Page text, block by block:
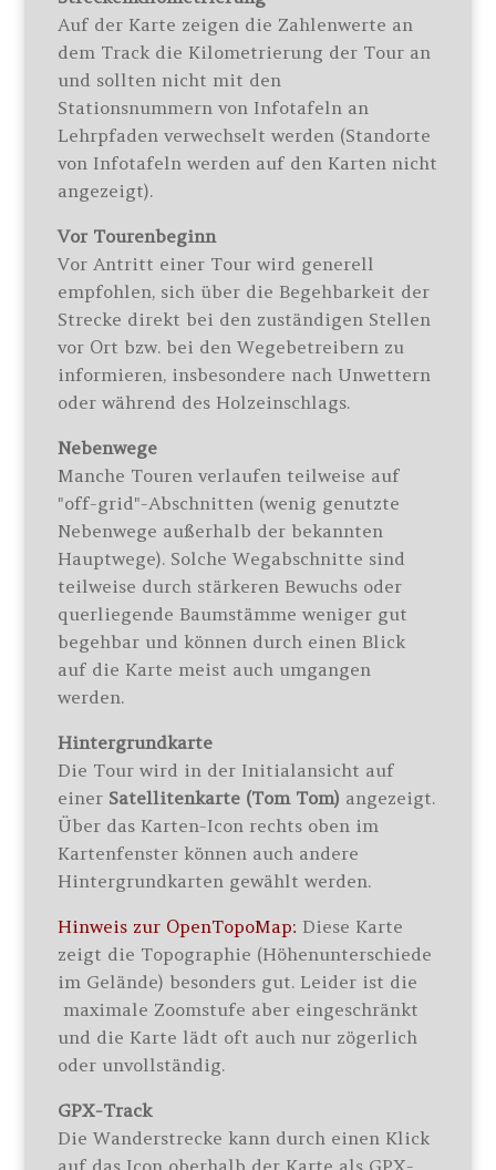
Auf der Karte zeigen die Zahlenwerte an
dem Track die Kilometrierung der Tour an
und sollten nicht mit den
Stationsnummern von Infotafeln an
Lehrpfaden verwechselt werden (Standorte
von Infotafeln werden auf den Karten nicht
angezeigt).
Vor Tourenbeginn
Vor Antritt einer Tour wird generell
empfohlen, sich über die Begehbarkeit der
Strecke direkt bei den zuständigen Stellen
vor Ort bzw. bei den Wegebetreibern zu
informieren, insbesondere nach Unwettern
oder während des Holzeinschlags.
Nebenwege
Manche Touren verlaufen teilweise auf
"off-grid"-Abschnitten (wenig genutzte
Nebenwege außerhalb der bekannten
Hauptwege). Solche Wegabschnitte sind
teilweise durch stärkeren Bewuchs oder
querliegende Baumstämme weniger gut
begehbar und können durch einen Blick
auf die Karte meist auch umgangen
werden.
Hintergrundkarte
Die Tour wird in der Initialansicht auf
einer Satellitenkarte (Tom Tom) angezeigt.
Über das Karten-Icon rechts oben im
Kartenfenster können auch andere
Hintergrundkarten gewählt werden.
Hinweis zur OpenTopoMap: Diese Karte
zeigt die Topographie (Höhenunterschiede
im Gelände) besonders gut. Leider ist die
maximale Zoomstufe aber eingeschränkt
und die Karte lädt oft auch nur zögerlich
oder unvollständig.
GPX-Track
Die Wanderstrecke kann durch einen Klick
auf das Icon oberhalb der Karte als GPX-